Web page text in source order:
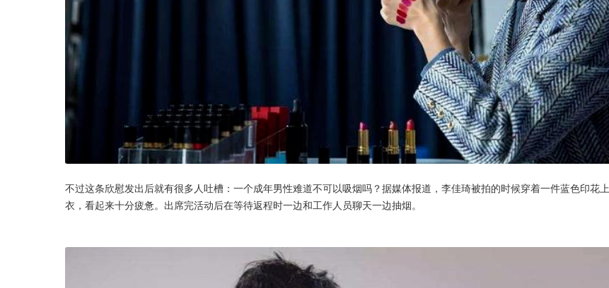
不过这条欣慰发出后就有很多人吐槽：一个成年男性难道不可以吸烟吗？据媒体报道，李佳琦被拍的时候穿着一件蓝色印花上
衣，看起来十分疲惫。出席完活动后在等待返程时一边和工作人员聊天一边抽烟。